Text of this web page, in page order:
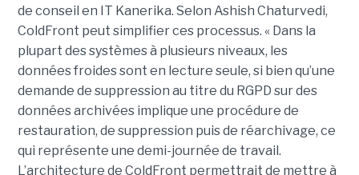
de conseil en IT Kanerika. Selon Ashish Chaturvedi,
ColdFront peut simplifier ces processus. « Dans la
plupart des systèmes à plusieurs niveaux, les
données froides sont en lecture seule, si bien qu’une
demande de suppression au titre du RGPD sur des
données archivées implique une procédure de
restauration, de suppression puis de réarchivage, ce
qui représente une demi-journée de travail.
L’architecture de ColdFront permettrait de mettre à